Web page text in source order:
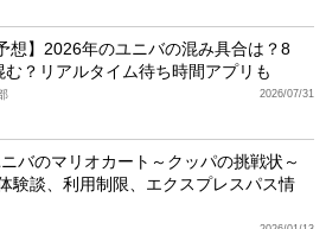
想】2026年のユニバの混み具合は？8
む？リアルタイム待ち時間アプリも
2026/07/31
ニバのマリオカート～クッパの挑戦状～
験談、利用制限、エクスプレスパス情